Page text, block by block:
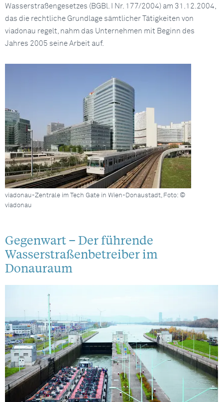
Wasserstraßengesetzes (BGBl. I Nr. 177/2004) am 31.12.2004,
das die rechtliche Grundlage sämtlicher Tätigkeiten von
viadonau regelt, nahm das Unternehmen mit Beginn des
Jahres 2005 seine Arbeit auf.
viadonau-Zentrale im Tech Gate in Wien-Donaustadt, Foto: ©
viadonau
Gegenwart – Der führende
Wasserstraßenbetreiber im
Donauraum